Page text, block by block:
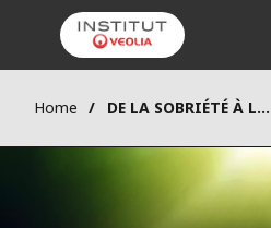
Home DE LA SOBRIÉTÉ À LA CROISSANCE VERTE : agir sur ce qui compte